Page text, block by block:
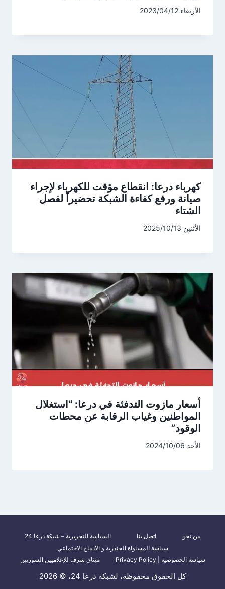
الأربعاء 2023/04/12
كهرباء درعا: انقطاع مؤقت للكهرباء لإجراء
صيانة ورفع كفاءة الشبكة تحضيراً لفصل
الشتاء
الأثنين 2025/10/13
أسعار مازوت التدفئة في درعا: “استغلال
المواطنين وغياب الرقابة عن محطات
الوقود”
الأحد 2024/10/06
من نحن اتصل بنا
السياسة التحريرية – شبكة درعا 24
سياسة المساواة الجندرية و الادماج الاجتماعي
سياسة الخصوصية | Privacy Policy
ميثاق شرف للإعلاميين السوريين
كل الحقوق محفوظة، لشبكة درعا 24، © 2026